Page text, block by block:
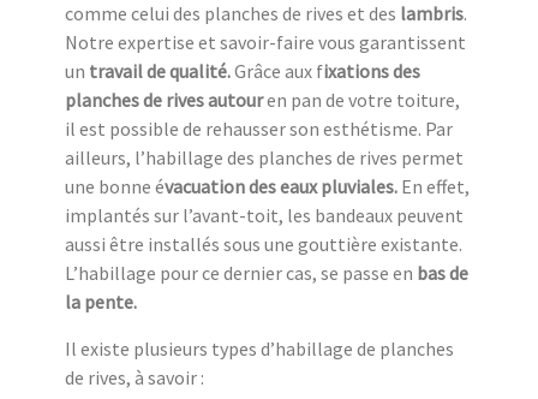
comme celui des planches de rives et des lambris.
Notre expertise et savoir-faire vous garantissent
un travail de qualité.Grâce aux fixations des
planches de rives autouren pan de votre toiture,
il est possible de rehausser son esthétisme. Par
ailleurs, l’habillage des planches de rives permet
une bonne évacuation des eaux pluviales. En effet,
implantés sur l’avant-toit, les bandeaux peuvent
aussi être installés sous une gouttière existante.
L’habillage pour ce dernier cas, se passe en bas de
la pente.
Il existe plusieurs types d’habillage de planches
de rives, à savoir :